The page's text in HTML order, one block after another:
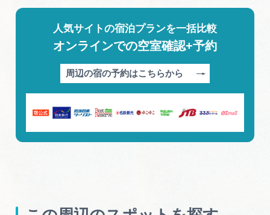
人気サイトの宿泊プランを一括比較
オンラインでの空室確認+予約
周辺の宿の予約はこちらから